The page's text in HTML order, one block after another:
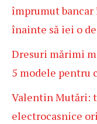
împrumut bancar
înainte să iei o
Dresuri mărimi
5 modele pentru
Valentin Mutări:
electrocasnice